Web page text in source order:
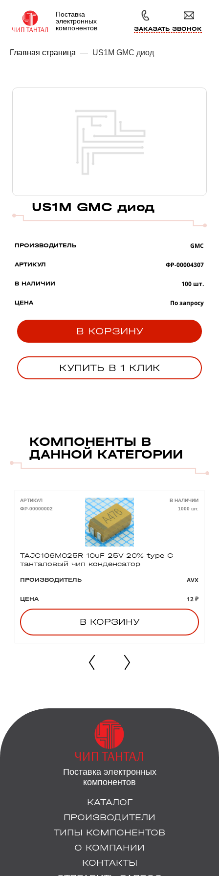
Поставка
электронных
компонентов
ЗАКАЗАТЬ ЗВОНОК
Главная страница — US1M GMC диод
US1M GMC диод
ПРОИЗВОДИТЕЛЬ GMC
АРТИКУЛ ФР-00004307
В НАЛИЧИИ 100 шт.
ЦЕНА По запросу
В КОРЗИНУ
КУПИТЬ В 1 КЛИК
КОМПОНЕНТЫ В
ДАННОЙ КАТЕГОРИИ
АРТИКУЛ
ФР-00000002
В НАЛИЧИИ
1000 шт.
TAJC106M025R 10uF 25V 20% type C
танталовый чип конденсатор
ПРОИЗВОДИТЕЛЬ AVX
ЦЕНА 12 ₽
В КОРЗИНУ
Поставка электронных
компонентов
КАТАЛОГ
ПРОИЗВОДИТЕЛИ
ТИПЫ КОМПОНЕНТОВ
О КОМПАНИИ
КОНТАКТЫ